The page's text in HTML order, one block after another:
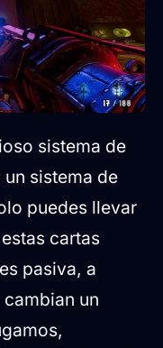
sistema de
sistema de
puedes llevar
cartas
pasiva, a
un